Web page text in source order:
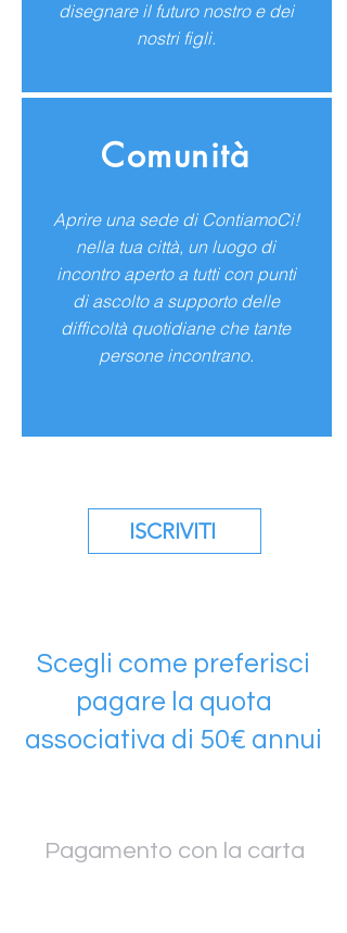
disegnare il futuro nostro e dei
nostri figli.
Comunità
Aprire una sede di ContiamoCi!
nella tua città, un luogo di
incontro aperto a tutti con punti
di ascolto a supporto delle
difficoltà quotidiane che tante
persone incontrano.
ISCRIVITI
Scegli come preferisci
pagare la quota
associativa di 50€ annui
Pagamento con la carta